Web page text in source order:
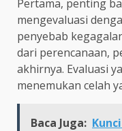
Pertama, penting
mengevaluasi
penyebab
dari perencanaan,
akhirnya. Evaluasi
menemukan celah
Baca Juga: